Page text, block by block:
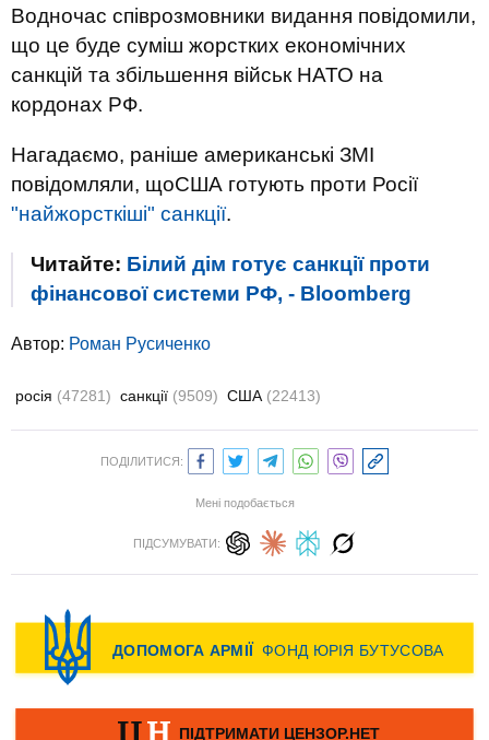
Водночас співрозмовники видання повідомили,
що це буде суміш жорстких економічних
санкцій та збільшення військ НАТО на
кордонах РФ.
Нагадаємо, раніше американські ЗМІ
повідомляли, щоСША готують проти Росії
"найжорсткіші" санкції.
Читайте: Білий дім готує санкції проти
фінансової системи РФ, - Bloomberg
Автор: Роман Русиченко
росія (47281) санкції (9509) США (22413)
ПОДІЛИТИСЯ:
Мені подобається
ПІДСУМУВАТИ: